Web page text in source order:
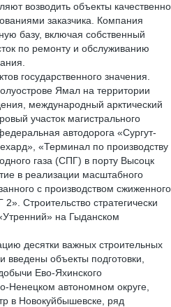
возводить объекты качественно
заказчика. Компания
базу, включая собственный
по ремонту и обслуживанию
государственного значения.
Ямал на территории
международный арктический
участок магистрального
автодорога «Сургут-
«Терминал по производству
газа (СПГ) в порту Высоцк
в реализации масштабного
с производством сжиженного
2». Строительство стратегически
на Гыданском
десятки важных строительных
введены объекты подготовки,
Ево-Яхинского
Ненецком автономном округе,
в Новокуйбышевске, ряд